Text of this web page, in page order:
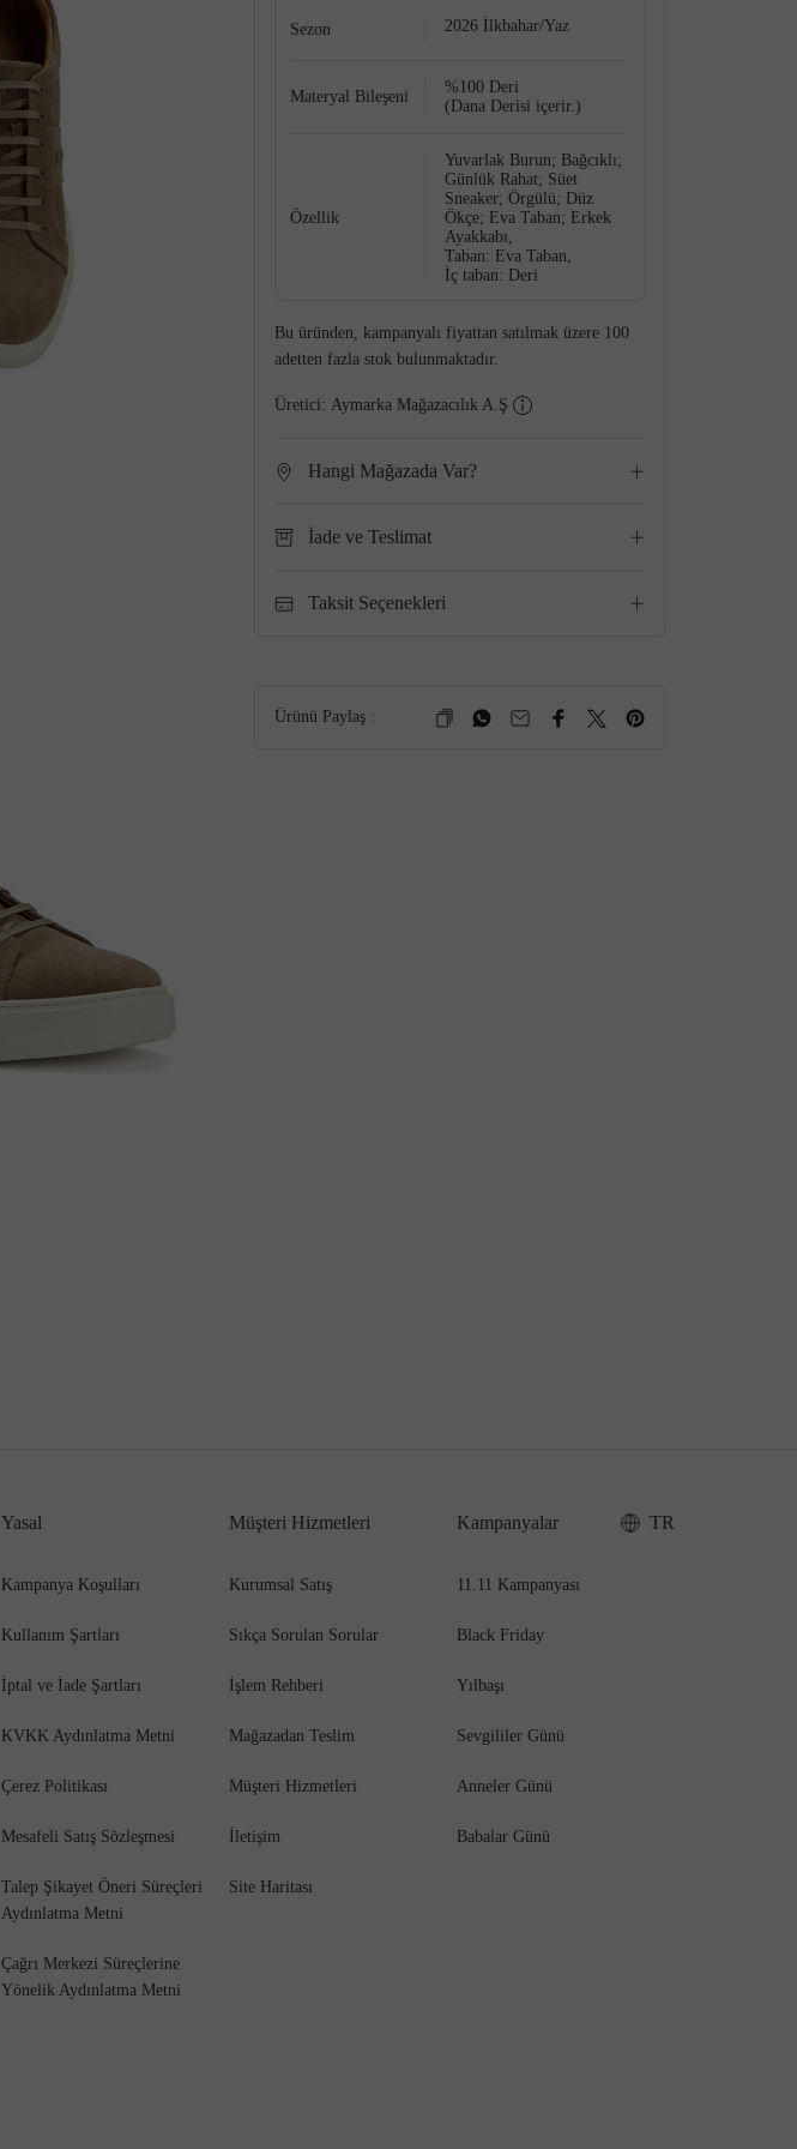
Sezon 2026 İlkbahar/Yaz
Materyal Bileşeni
%100 Deri
(Dana Derisi içerir.)
Özellik
Yuvarlak Burun; Bağcıklı;
Günlük Rahat; Süet
Sneaker; Örgülü; Düz
Ökçe; Eva Taban; Erkek
Ayakkabı,
Taban: Eva Taban,
İç taban: Deri
Bu üründen, kampanyalı fiyattan satılmak üzere 100
adetten fazla stok bulunmaktadır.
Üretici:Aymarka Mağazacılık A.Ş
Hangi Mağazada Var?
İade ve Teslimat
Taksit Seçenekleri
Ürünü Paylaş :
Yasal
Kampanya Koşulları
Kullanım Şartları
İptal ve İade Şartları
KVKK Aydınlatma Metni
Çerez Politikası
Mesafeli Satış Sözleşmesi
Talep Şikayet Öneri Süreçleri
Aydınlatma Metni
Çağrı Merkezi Süreçlerine
Yönelik Aydınlatma Metni
Müşteri Hizmetleri
Kurumsal Satış
Sıkça Sorulan Sorular
İşlem Rehberi
Mağazadan Teslim
Müşteri Hizmetleri
İletişim
Site Haritası
Kampanyalar
11.11 Kampanyası
Black Friday
Yılbaşı
Sevgililer Günü
Anneler Günü
Babalar Günü
TR